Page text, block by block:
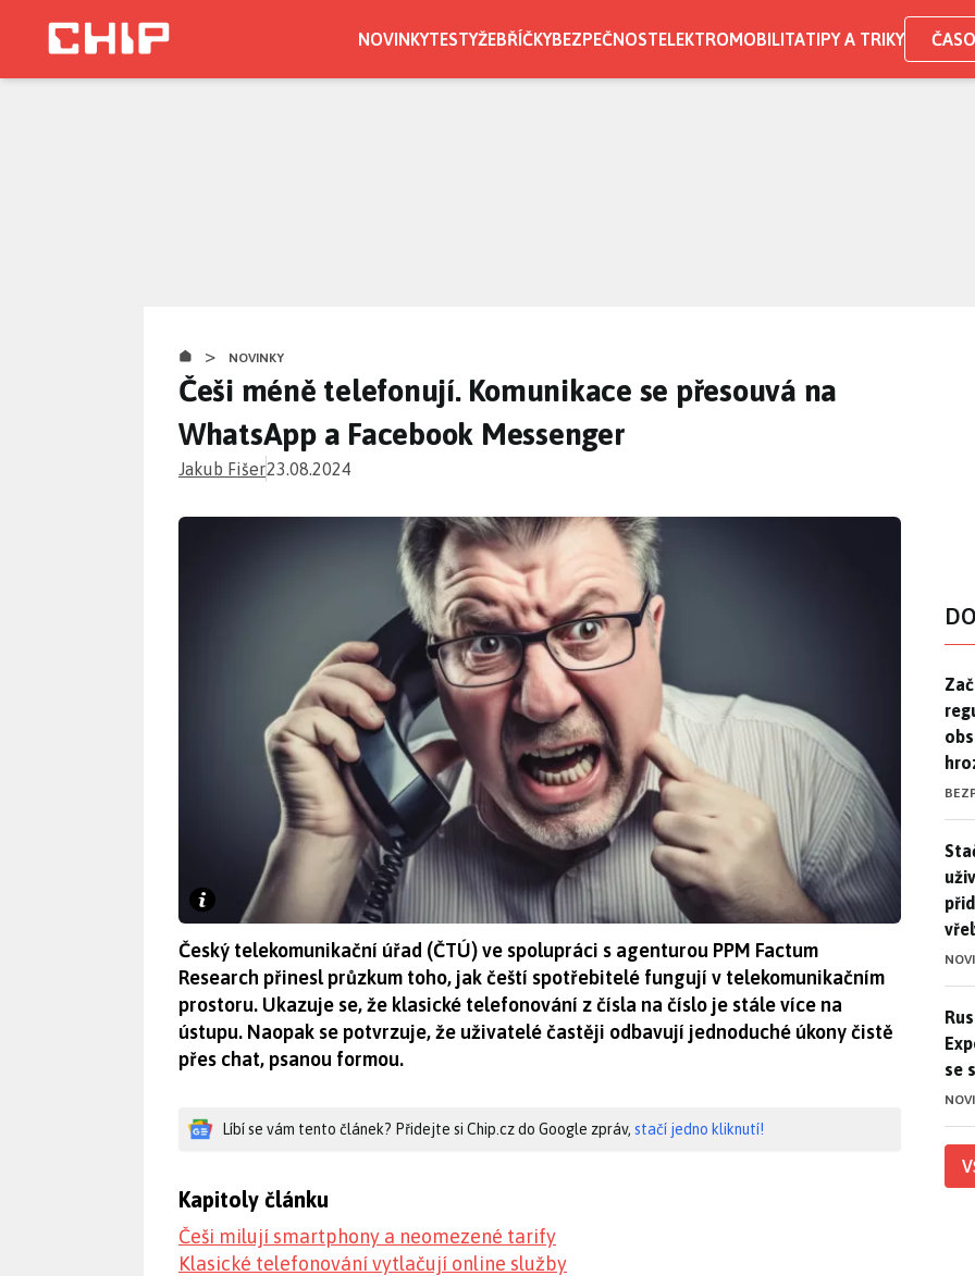
NOVINKYTESTYŽEBŘÍČKYBEZPEČNOSTELEKTROMOBILITATIPY A TRIKY
> NOVINKY
Češi méně telefonují. Komunikace se přesouvá na
WhatsApp a Facebook Messenger
Jakub Fišer23.08.2024
Český telekomunikační úřad (ČTÚ) ve spolupráci s agenturou PPM Factum
Research přinesl průzkum toho, jak čeští spotřebitelé fungují v telekomunikačním
prostoru. Ukazuje se, že klasické telefonování z čísla na číslo je stále více na
ústupu. Naopak se potvrzuje, že uživatelé častěji odbavují jednoduché úkony čistě
přes chat, psanou formou.
Líbí se vám tento článek? Přidejte si Chip.cz do Google zpráv, stačí jedno kliknutí!
Kapitoly článku
Češi milují smartphony a neomezené tarify
Klasické telefonování vytlačují online služby
se